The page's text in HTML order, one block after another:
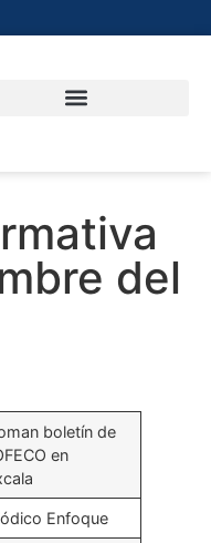
del
boletín de
en
Enfoque